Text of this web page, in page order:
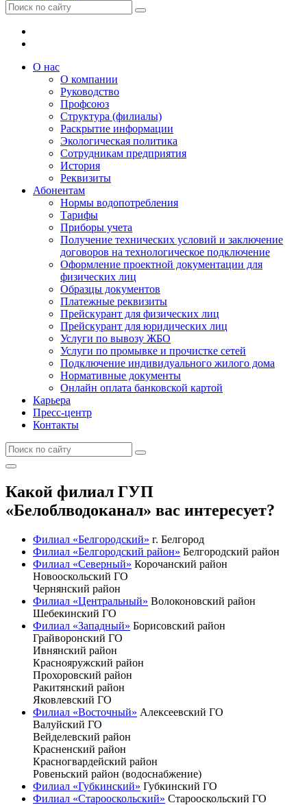
О нас
О компании
Руководство
Профсоюз
Структура (филиалы)
Раскрытие информации
Экологическая политика
Сотрудникам предприятия
История
Реквизиты
Абонентам
Нормы водопотребления
Тарифы
Приборы учета
Получение технических условий и заключение
договоров на технологическое подключение
Оформление проектной документации для
физических лиц
Образцы документов
Платежные реквизиты
Прейскурант для физических лиц
Прейскурант для юридических лиц
Услуги по вывозу ЖБО
Услуги по промывке и прочистке сетей
Подключение индивидуального жилого дома
Нормативные документы
Онлайн оплата банковской картой
Карьера
Пресс-центр
Контакты
Какой филиал ГУП
«Белоблводоканал» вас интересует?
Филиал «Белгородский» г. Белгород
Филиал «Белгородский район» Белгородский район
Филиал «Северный» Корочанский район
Новооскольский ГО
Чернянский район
Филиал «Центральный» Волоконовский район
Шебекинский ГО
Филиал «Западный» Борисовский район
Грайворонский ГО
Ивнянский район
Краснояружский район
Прохоровский район
Ракитянский район
Яковлевский ГО
Филиал «Восточный» Алексеевский ГО
Валуйский ГО
Вейделевский район
Красненский район
Красногвардейский район
Ровеньский район (водоснабжение)
Филиал «Губкинский» Губкинский ГО
Филиал «Старооскольский» Старооскольский ГО